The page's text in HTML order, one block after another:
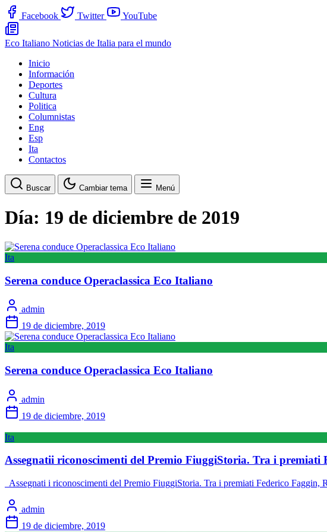
Facebook Twitter YouTube
Eco Italiano Noticias de Italia para el mundo
Inicio
Información
Deportes
Cultura
Politica
Columnistas
Eng
Esp
Ita
Contactos
Buscar Cambiar tema Menú
Día: 19 de diciembre de 2019
Ita
Serena conduce Operaclassica Eco Italiano
admin
19 de diciembre, 2019
Ita
Serena conduce Operaclassica Eco Italiano
admin
19 de diciembre, 2019
Ita
Assegnatii riconoscimenti del Premio FiuggiStoria. Tra i premiati
Assegnati i riconoscimenti del Premio FiuggiStoria. Tra i premiati Federico
admin
19 de diciembre, 2019